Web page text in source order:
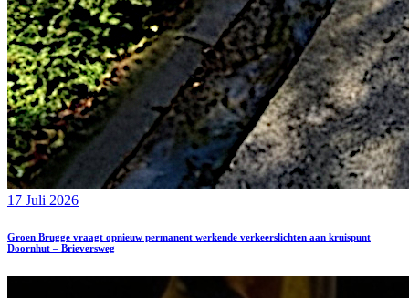
17 Juli 2026
Groen Brugge vraagt opnieuw permanent werkende verkeerslichten aan kruispunt
Doornhut – Brieversweg